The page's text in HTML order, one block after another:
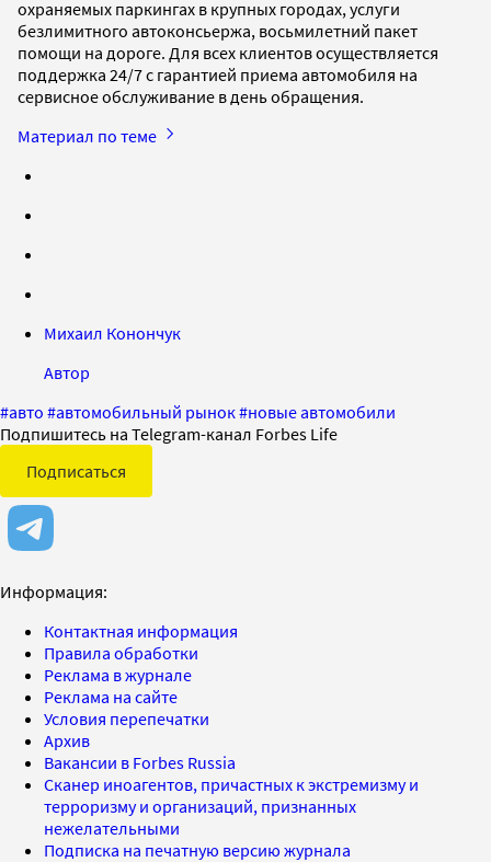
охраняемых паркингах в крупных городах, услуги
безлимитного автоконсьержа, восьмилетний пакет
помощи на дороге. Для всех клиентов осуществляется
поддержка 24/7 с гарантией приема автомобиля на
сервисное обслуживание в день обращения.
Материал по теме
Михаил Конончук
Автор
#авто #автомобильный рынок#новые автомобили
Подпишитесь на Telegram-канал Forbes Life
Подписаться
Информация:
Контактная информация
Правила обработки
Реклама в журнале
Реклама на сайте
Условия перепечатки
Архив
Вакансии в Forbes Russia
Сканер иноагентов, причастных к экстремизму и
терроризму и организаций, признанных
нежелательными
Подписка на печатную версию журнала